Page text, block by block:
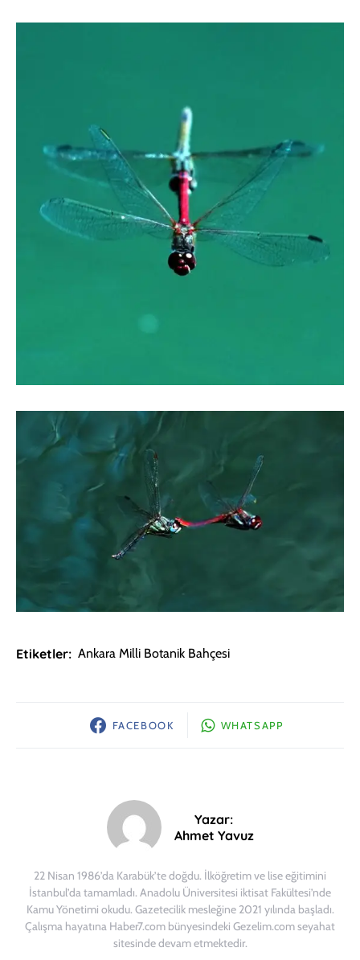
Etiketler: Ankara Milli Botanik Bahçesi
FACEBOOK WHATSAPP
Yazar:
Ahmet Yavuz
22 Nisan 1986’da Karabük’te doğdu. İlköğretim ve lise eğitimini
İstanbul’da tamamladı. Anadolu Üniversitesi iktisat Fakültesi’nde
Kamu Yönetimi okudu. Gazetecilik mesleğine 2021 yılında başladı.
Çalışma hayatına Haber7.com bünyesindeki Gezelim.com seyahat
sitesinde devam etmektedir.